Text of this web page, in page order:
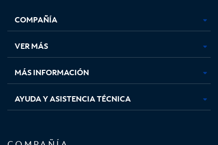
abre
en
pestaña
nueva
abre
en
pestaña
nueva
abre
en
pestaña
nueva
en
nueva
COMPAÑÍA
VER MÁS
MÁS INFORMACIÓN
AYUDA Y ASISTENCIA TÉCNICA